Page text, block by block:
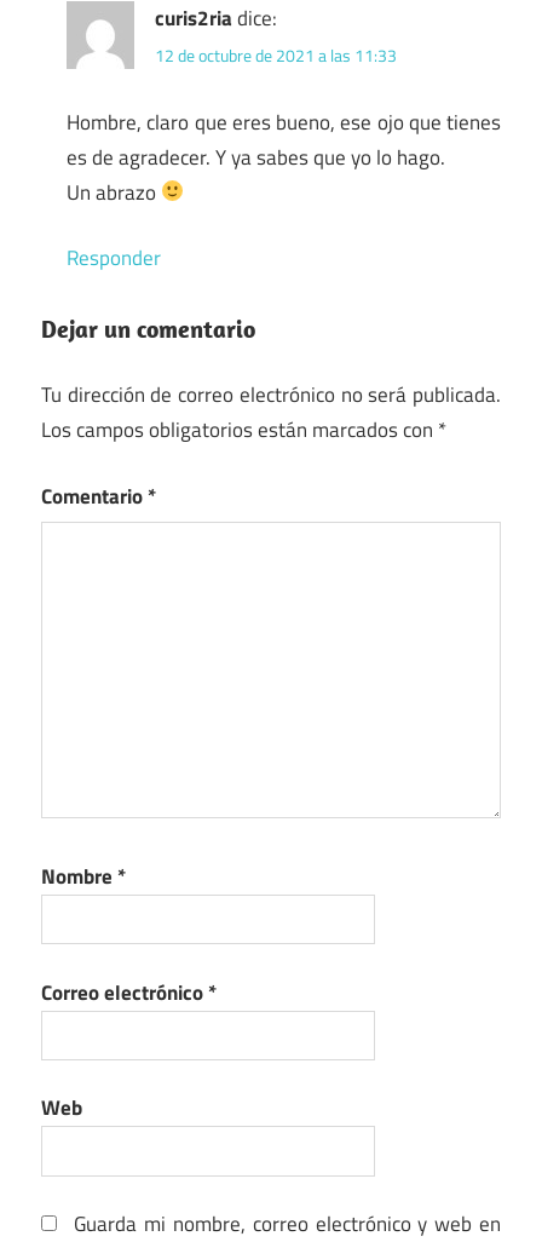
curis2ria dice:
12 de octubre de 2021 a las 11:33
Hombre, claro que eres bueno, ese ojo que tienes
es de agradecer. Y ya sabes que yo lo hago.
Un abrazo
Responder
Dejar un comentario
Tu dirección de correo electrónico no será publicada.
Los campos obligatorios están marcados con *
Comentario*
Nombre *
Correo electrónico*
Web
Guarda mi nombre, correo electrónico y web en